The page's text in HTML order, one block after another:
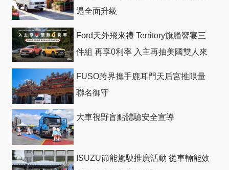
遇全面升級
Ford天外飛來禮 Territory旗艦響宴三
件組 再享0利率 入主再抽美國雙人來
FUSO跨界攜手鹿耳門天后宮推限量
聯名御守
大車視野盲點體驗安全宣導
ISUZU節能駕駛推廣活動 從車輛能效